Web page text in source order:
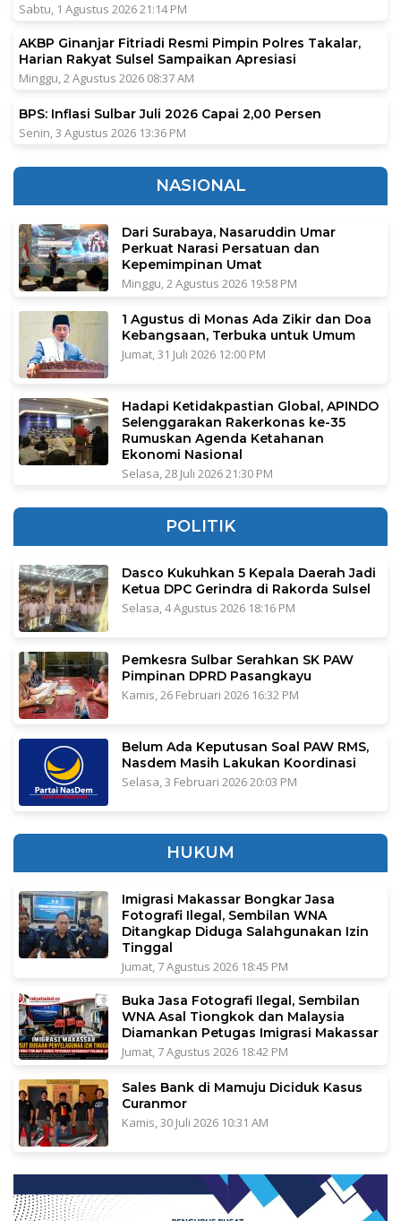
Sabtu, 1 Agustus 2026 21:14 PM
AKBP Ginanjar Fitriadi Resmi Pimpin Polres Takalar,
Harian Rakyat Sulsel Sampaikan Apresiasi
Minggu, 2 Agustus 2026 08:37 AM
BPS: Inflasi Sulbar Juli 2026 Capai 2,00 Persen
Senin, 3 Agustus 2026 13:36 PM
NASIONAL
Dari Surabaya, Nasaruddin Umar
Perkuat Narasi Persatuan dan
Kepemimpinan Umat
Minggu, 2 Agustus 2026 19:58 PM
1 Agustus di Monas Ada Zikir dan Doa
Kebangsaan, Terbuka untuk Umum
Jumat, 31 Juli 2026 12:00 PM
Hadapi Ketidakpastian Global, APINDO
Selenggarakan Rakerkonas ke-35
Rumuskan Agenda Ketahanan
Ekonomi Nasional
Selasa, 28 Juli 2026 21:30 PM
POLITIK
Dasco Kukuhkan 5 Kepala Daerah Jadi
Ketua DPC Gerindra di Rakorda Sulsel
Selasa, 4 Agustus 2026 18:16 PM
Pemkesra Sulbar Serahkan SK PAW
Pimpinan DPRD Pasangkayu
Kamis, 26 Februari 2026 16:32 PM
Belum Ada Keputusan Soal PAW RMS,
Nasdem Masih Lakukan Koordinasi
Selasa, 3 Februari 2026 20:03 PM
HUKUM
Imigrasi Makassar Bongkar Jasa
Fotografi Ilegal, Sembilan WNA
Ditangkap Diduga Salahgunakan Izin
Tinggal
Jumat, 7 Agustus 2026 18:45 PM
Buka Jasa Fotografi Ilegal, Sembilan
WNA Asal Tiongkok dan Malaysia
Diamankan Petugas Imigrasi Makassar
Jumat, 7 Agustus 2026 18:42 PM
Sales Bank di Mamuju Diciduk Kasus
Curanmor
Kamis, 30 Juli 2026 10:31 AM